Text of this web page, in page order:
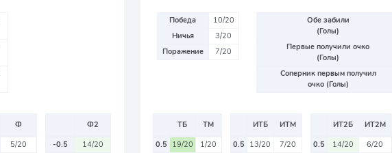
Ф
5/20
Ф2
-0.5
14/20
Победа
10/20
Ничья
3/20
Поражение
7/20
Обе забили
(Голы)
Первые получили очко
(Голы)
Соперник первым получил
очко (Голы)
ТБ
ТМ
0.5 19/20
1/20
ИТБ
ИТМ
0.5 13/20
7/20
ИТ2Б
ИТ2М
0.5
14/20
6/20